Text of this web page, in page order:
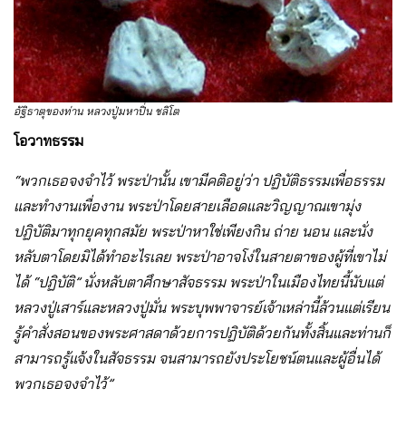
อัฐิธาตุของท่าน หลวงปู่มหาปิ่น ชลิโต
โอวาทธรรม
“พวกเธอจงจำไว้ พระป่านั้น เขามีคติอยู่ว่า ปฏิบัติธรรมเพื่อธรรม
และทำงานเพื่องาน พระป่าโดยสายเลือดและวิญญาณเขามุ่ง
ปฏิบัติมาทุกยุคทุกสมัย พระป่าหาใช่เพียงกิน ถ่าย นอน และนั่ง
หลับตาโดยมิได้ทำอะไรเลย พระป่าอาจโง่ในสายตาของผู้ที่เขาไม่
ได้ “ปฏิบัติ” นั่งหลับตาศึกษาสัจธรรม พระป่าในเมืองไทยนี้นับแต่
หลวงปู่เสาร์และหลวงปู่มั่น พระบุพพาจารย์เจ้าเหล่านี้ล้วนแต่เรียน
รู้คำสั่งสอนของพระศาสดาด้วยการปฏิบัติด้วยกันทั้งสิ้นและท่านก็
สามารถรู้แจ้งในสัจธรรม จนสามารถยังประโยชน์ตนและผู้อื่นได้
พวกเธอจงจำไว้”